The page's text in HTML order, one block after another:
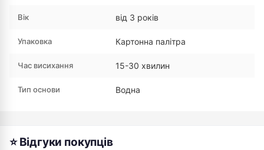
Вік від 3 років
Упаковка Картонна палітра
Час висихання 15-30 хвилин
Тип основи Водна
⭐ Відгуки покупців